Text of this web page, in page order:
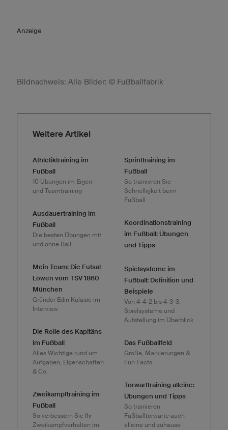
Anzeige
Bildnachweis: Alle Bilder: © Fußballfabrik
Weitere Artikel
Athletiktraining im
Fußball
10 Übungen im Eigen-
und Teamtraining
Ausdauertraining im
Fußball
Die besten Übungen mit
und ohne Ball
Mein Team: Die Futsal
Löwen vom TSV 1860
München
Gründer Edin Kulasic im
Interview
Die Rolle des Kapitäns
im Fußball
Alles Wichtige rund um
Aufgaben, Eigenschaften
& Co.
Zweikampftraining im
Fußball
So verbessern Sie Ihr
Zweikampfverhalten im
Sprinttraining im
Fußball
So trainieren Sie
Schnelligkeit beim
Fußball
Koordinationstraining
im Fußball: Übungen
und Tipps
Spielsysteme im
Fußball: Definition und
Beispiele
Von 4-4-2 bis 4-3-3:
Spielsysteme und
Aufstellung im Überblick
Das Fußballfeld
Größe, Markierungen &
Fun Facts
Torwarttraining alleine:
Übungen und Tipps
So trainieren
Fußballtorwarte auch
alleine und zuhause